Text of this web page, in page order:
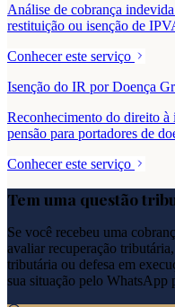
Análise de cobrança
restituição ou isenção de
Conhecer este serviço
Isenção do IR por Doença
Reconhecimento do direito à
pensão para portadores de
Conhecer este serviço
Tem uma questão
Se você recebeu uma
avaliar recuperação
tributária ou defesa em
sua situação pelo WhatsApp